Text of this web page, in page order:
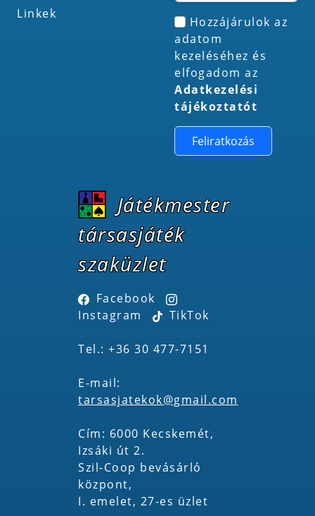
Linkek
Hozzájárulok az
adatom
kezeléséhez és
elfogadom az
Adatkezelési
tájékoztatót
Feliratkozás
Játékmester
társasjáték
szaküzlet
Facebook
Instagram
TikTok
Tel.: +36 30 477-7151
E-mail:
tarsasjatekok@gmail.com
Cím: 6000 Kecskemét,
Izsáki út 2.
Szil-Coop bevásárló
központ,
I. emelet, 27-es üzlet